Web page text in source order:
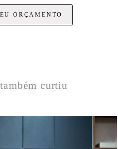
ORÇAMENTO
curtiu